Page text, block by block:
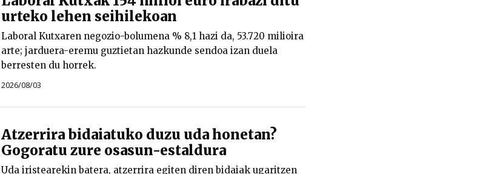
urteko lehen seihilekoan
Laboral Kutxaren negozio-bolumena % 8,1 hazi da, 53.720 milioira
arte; jarduera-eremu guztietan hazkunde sendoa izan duela
berresten du horrek.
2026/08/03
Atzerrira bidaiatuko duzu uda honetan?
Gogoratu zure osasun-estaldura
Uda iristearekin batera, atzerrira egiten diren bidaiak ugaritzen